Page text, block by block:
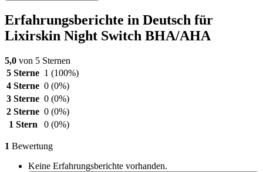
Erfahrungsberichte in Deutsch für
Lixirskin Night Switch BHA/AHA
5,0 von 5 Sternen
5 Sterne 1 (100%)
4 Sterne 0 (0%)
3 Sterne 0 (0%)
2 Sterne 0 (0%)
1 Stern
0 (0%)
1 Bewertung
Keine Erfahrungsberichte vorhanden.